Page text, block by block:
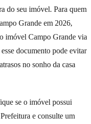
do seu imóvel. Para quem
Grande em 2026,
imóvel Campo Grande via
documento pode evitar
no sonho da casa
se o imóvel possui
e consulte um